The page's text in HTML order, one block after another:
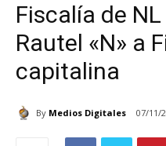
Fiscalía de
Rautel «N» a
capitalina
By Medios Digitales 07/11/